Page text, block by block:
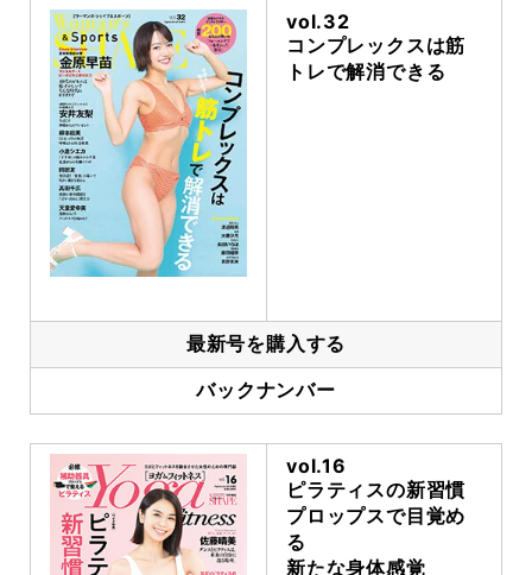
vol.32
コンプレックスは筋
トレで解消できる
最新号を購入する
バックナンバー
vol.16
ピラティスの新習慣
プロップスで目覚め
る
新たな身体感覚